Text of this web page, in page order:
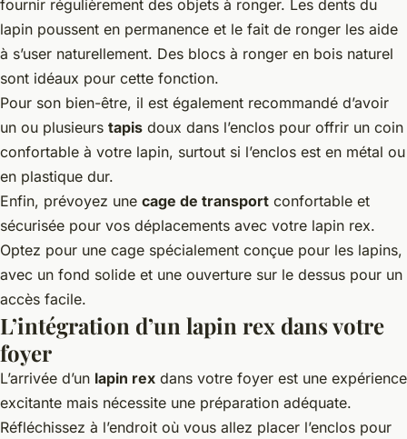
fournir régulièrement des objets à ronger. Les dents du
lapin poussent en permanence et le fait de ronger les aide
à s’user naturellement. Des blocs à ronger en bois naturel
sont idéaux pour cette fonction.
Pour son bien-être, il est également recommandé d’avoir
un ou plusieurs tapis doux dans l’enclos pour offrir un coin
confortable à votre lapin, surtout si l’enclos est en métal ou
en plastique dur.
Enfin, prévoyez une cage de transport confortable et
sécurisée pour vos déplacements avec votre lapin rex.
Optez pour une cage spécialement conçue pour les lapins,
avec un fond solide et une ouverture sur le dessus pour un
accès facile.
L’intégration d’un lapin rex dans votre
foyer
L’arrivée d’un lapin rex dans votre foyer est une expérience
excitante mais nécessite une préparation adéquate.
Réfléchissez à l’endroit où vous allez placer l’enclos pour